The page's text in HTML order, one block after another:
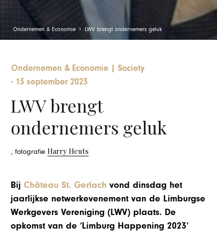
Ondernemen & Economie LWV brengt ondernemers geluk
Ondernemen & Economie | Society
- 13 september 2023
LWV brengt
ondernemers geluk
, fotografieHarry Heuts
BijChâteau St. Gerlach vond dinsdag het
jaarlijkse netwerkevenement van de Limburgse
Werkgevers Vereniging (LWV) plaats. De
opkomst van de ‘Limburg Happening 2023’